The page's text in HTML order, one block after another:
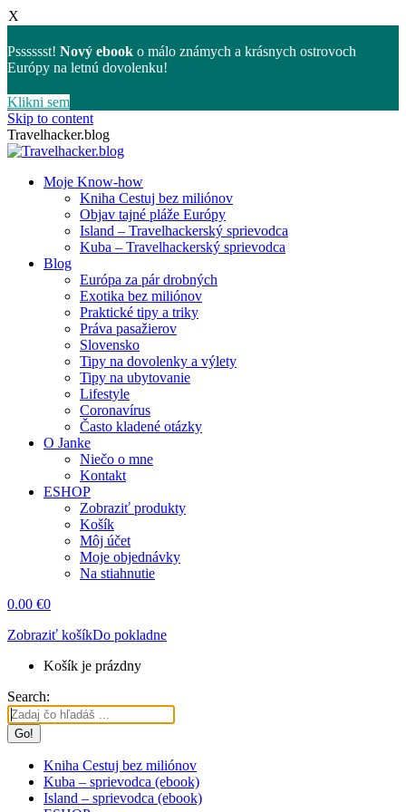
X
Psssssst! Nový ebook o málo známych a krásnych ostrovoch
Európy na letnú dovolenku!
Klikni sem
Skip to content
Travelhacker.blog
Moje Know-how
Kniha Cestuj bez miliónov
Objav tajné pláže Európy
Island – Travelhackerský sprievodca
Kuba – Travelhackerský sprievodca
Blog
Európa za pár drobných
Exotika bez miliónov
Praktické tipy a triky
Práva pasažierov
Slovensko
Tipy na dovolenky a výlety
Tipy na ubytovanie
Lifestyle
Coronavírus
Často kladené otázky
O Janke
Niečo o mne
Kontakt
ESHOP
Zobraziť produkty
Košík
Môj účet
Moje objednávky
Na stiahnutie
0.00 €0
Zobraziť košíkDo pokladne
Košík je prázdny
Search:
Kniha Cestuj bez miliónov
Kuba – sprievodca (ebook)
Island – sprievodca (ebook)